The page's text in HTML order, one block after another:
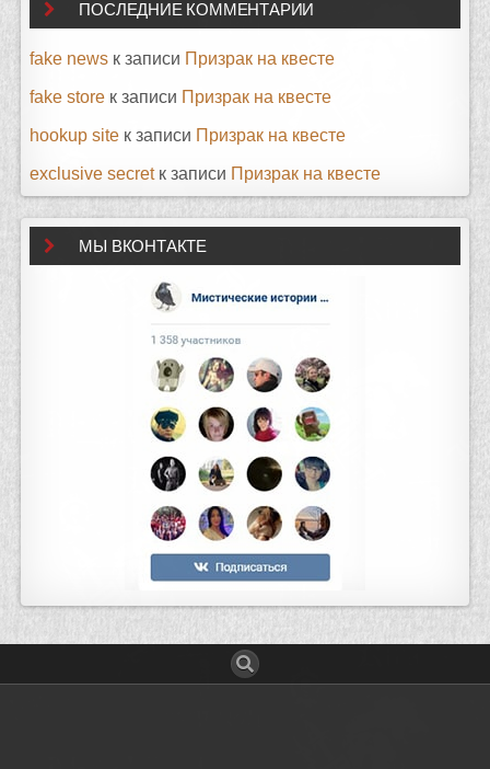
ПОСЛЕДНИЕ КОММЕНТАРИИ
fake news к записи Призрак на квесте
fake store к записи Призрак на квесте
hookup site к записи Призрак на квесте
exclusive secretк записи Призрак на квесте
МЫ ВКОНТАКТЕ